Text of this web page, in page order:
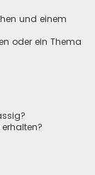
und einem
oder ein Thema